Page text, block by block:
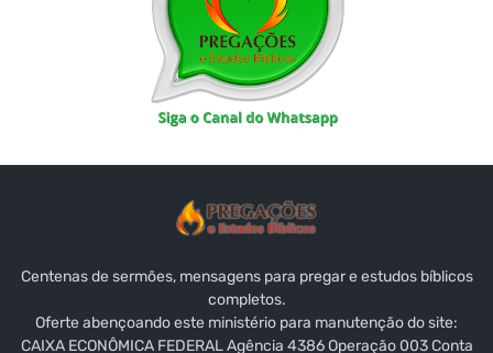
Centenas de sermões, mensagens para pregar e estudos bíblicos
completos.
Oferte abençoando este ministério para manutenção do site:
CAIXA ECONÔMICA FEDERAL Agência 4386 Operação 003 Conta